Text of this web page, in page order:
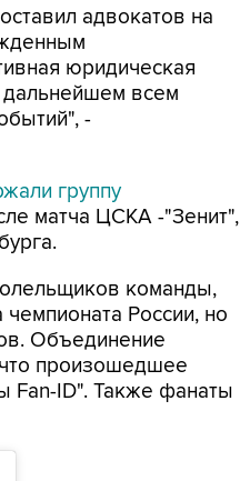
адвокатов на
юридическая
всем
-
группу
матча ЦСКА -"Зенит",
команды,
России, но
Объединение
произошедшее
Fan-ID". Также фанаты